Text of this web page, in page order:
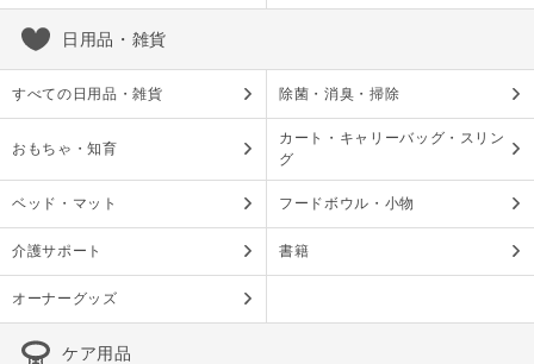
日用品・雑貨
すべての日用品・雑貨 除菌・消臭・掃除
おもちゃ・知育
カート・キャリーバッグ・スリン
グ
ベッド・マット フードボウル・小物
介護サポート 書籍
オーナーグッズ
ケア用品